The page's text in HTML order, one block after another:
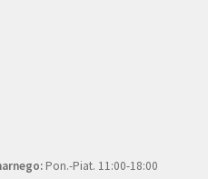
Pon.-Piat. 11:00-18:00